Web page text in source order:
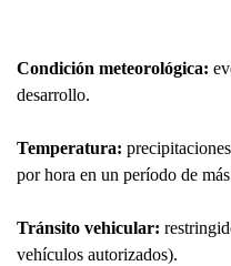
Condición meteorológica:
desarrollo.
Temperatura:
por hora en un período de
Tránsito vehicular:
vehículos autorizados).